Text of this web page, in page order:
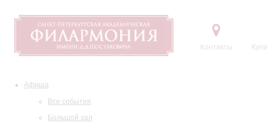
Контакты
Афиша
Все события
Большой зал